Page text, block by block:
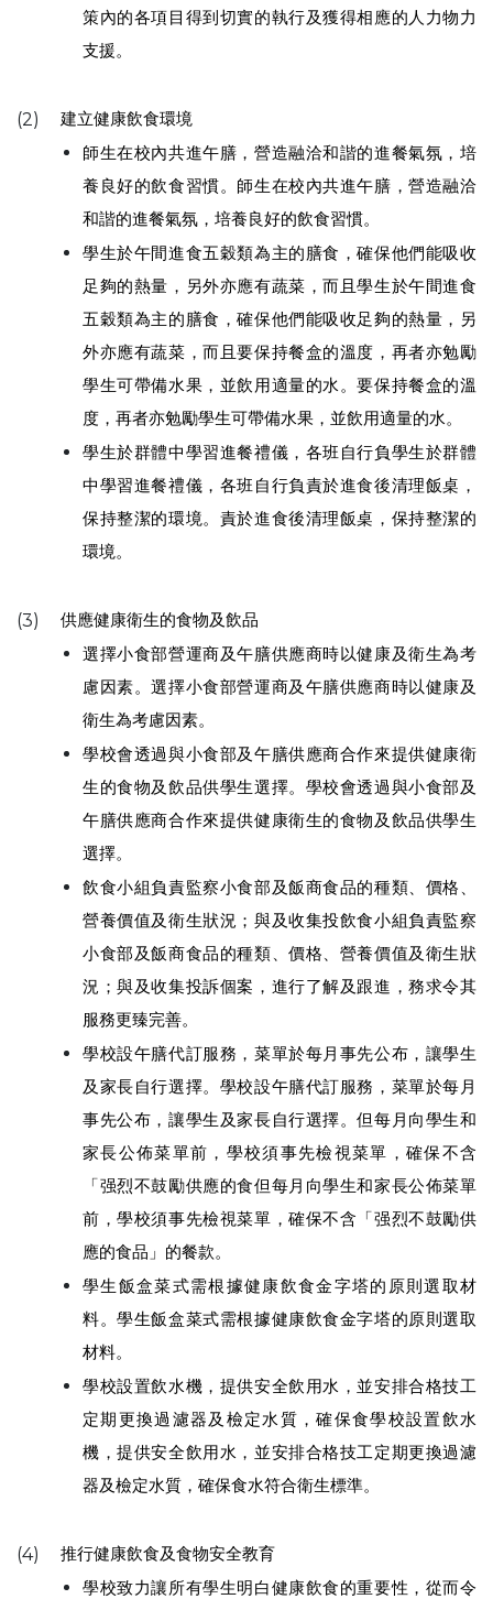
策內的各項目得到切實的執行及獲得相應的人力物力
支援。
(2)
建立健康飲食環境
師生在校內共進午膳，營造融洽和諧的進餐氣氛，培
養良好的飲食習慣。師生在校內共進午膳，營造融洽
和諧的進餐氣氛，培養良好的飲食習慣。
學生於午間進食五穀類為主的膳食，確保他們能吸收
足夠的熱量，另外亦應有蔬菜，而且學生於午間進食
五穀類為主的膳食，確保他們能吸收足夠的熱量，另
外亦應有蔬菜，而且要保持餐盒的溫度，再者亦勉勵
學生可帶備水果，並飲用適量的水。要保持餐盒的溫
度，再者亦勉勵學生可帶備水果，並飲用適量的水。
學生於群體中學習進餐禮儀，各班自行負學生於群體
中學習進餐禮儀，各班自行負責於進食後清理飯桌，
保持整潔的環境。責於進食後清理飯桌，保持整潔的
環境。
(3)
供應健康衛生的食物及飲品
選擇小食部營運商及午膳供應商時以健康及衛生為考
慮因素。選擇小食部營運商及午膳供應商時以健康及
衛生為考慮因素。
學校會透過與小食部及午膳供應商合作來提供健康衛
生的食物及飲品供學生選擇。學校會透過與小食部及
午膳供應商合作來提供健康衛生的食物及飲品供學生
選擇。
飲食小組負責監察小食部及飯商食品的種類、價格、
營養價值及衛生狀況；與及收集投飲食小組負責監察
小食部及飯商食品的種類、價格、營養價值及衛生狀
況；與及收集投訴個案，進行了解及跟進，務求令其
服務更臻完善。
學校設午膳代訂服務，菜單於每月事先公布，讓學生
及家長自行選擇。學校設午膳代訂服務，菜單於每月
事先公布，讓學生及家長自行選擇。但每月向學生和
家長公佈菜單前，學校須事先檢視菜單，確保不含
「强烈不鼓勵供應的食但每月向學生和家長公佈菜單
前，學校須事先檢視菜單，確保不含「强烈不鼓勵供
應的食品」的餐款。
學生飯盒菜式需根據健康飲食金字塔的原則選取材
料。學生飯盒菜式需根據健康飲食金字塔的原則選取
材料。
學校設置飲水機，提供安全飲用水，並安排合格技工
定期更換過濾器及檢定水質，確保食學校設置飲水
機，提供安全飲用水，並安排合格技工定期更換過濾
器及檢定水質，確保食水符合衛生標準。
(4)
推行健康飲食及食物安全教育
學校致力讓所有學生明白健康飲食的重要性，從而令